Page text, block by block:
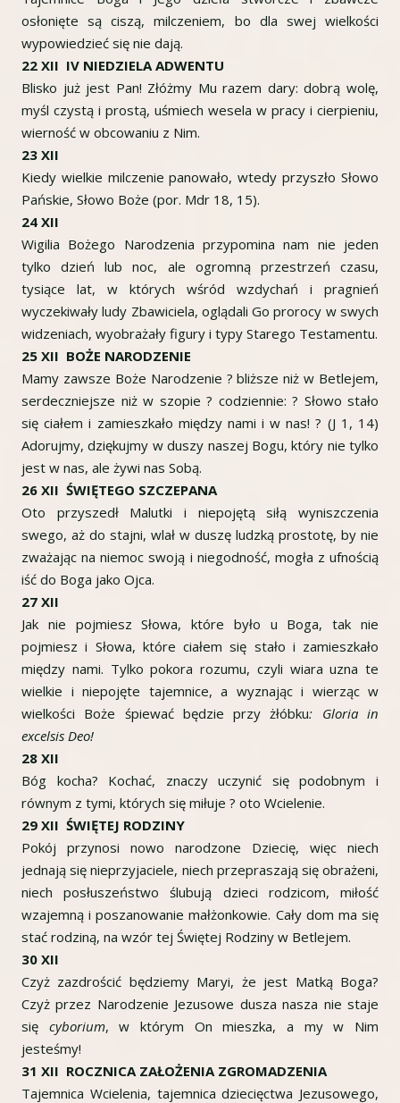
osłonięte są ciszą, milczeniem, bo dla swej wielkości
wypowiedzieć się nie dają.
22 XII IV NIEDZIELA ADWENTU
Blisko już jest Pan! Złóżmy Mu razem dary: dobrą wolę,
myśl czystą i prostą, uśmiech wesela w pracy i cierpieniu,
wierność w obcowaniu z Nim.
23 XII
Kiedy wielkie milczenie panowało, wtedy przyszło Słowo
Pańskie, Słowo Boże (por. Mdr 18, 15).
24 XII
Wigilia Bożego Narodzenia przypomina nam nie jeden
tylko dzień lub noc, ale ogromną przestrzeń czasu,
tysiące lat, w których wśród wzdychań i pragnień
wyczekiwały ludy Zbawiciela, oglądali Go prorocy w swych
widzeniach, wyobrażały figury i typy Starego Testamentu.
25 XII BOŻE NARODZENIE
Mamy zawsze Boże Narodzenie ? bliższe niż w Betlejem,
serdeczniejsze niż w szopie ? codziennie: ? Słowo stało
się ciałem i zamieszkało między nami i w nas! ? (J 1, 14)
Adorujmy, dziękujmy w duszy naszej Bogu, który nie tylko
jest w nas, ale żywi nas Sobą.
26 XII ŚWIĘTEGO SZCZEPANA
Oto przyszedł Malutki i niepojętą siłą wyniszczenia
swego, aż do stajni, wlał w duszę ludzką prostotę, by nie
zważając na niemoc swoją i niegodność, mogła z ufnością
iść do Boga jako Ojca.
27 XII
Jak nie pojmiesz Słowa, które było u Boga, tak nie
pojmiesz i Słowa, które ciałem się stało i zamieszkało
między nami. Tylko pokora rozumu, czyli wiara uzna te
wielkie i niepojęte tajemnice, a wyznając i wierząc w
wielkości Boże śpiewać będzie przy żłóbku: Gloria in
excelsis Deo!
28 XII
Bóg kocha? Kochać, znaczy uczynić się podobnym i
równym z tymi, których się miłuje ? oto Wcielenie.
29 XII ŚWIĘTEJ RODZINY
Pokój przynosi nowo narodzone Dziecię, więc niech
jednają się nieprzyjaciele, niech przepraszają się obrażeni,
niech posłuszeństwo ślubują dzieci rodzicom, miłość
wzajemną i poszanowanie małżonkowie. Cały dom ma się
stać rodziną, na wzór tej Świętej Rodziny w Betlejem.
30 XII
Czyż zazdrościć będziemy Maryi, że jest Matką Boga?
Czyż przez Narodzenie Jezusowe dusza nasza nie staje
się cyborium, w którym On mieszka, a my w Nim
jesteśmy!
31 XII ROCZNICA ZAŁOŻENIA ZGROMADZENIA
Tajemnica Wcielenia, tajemnica dziecięctwa Jezusowego,